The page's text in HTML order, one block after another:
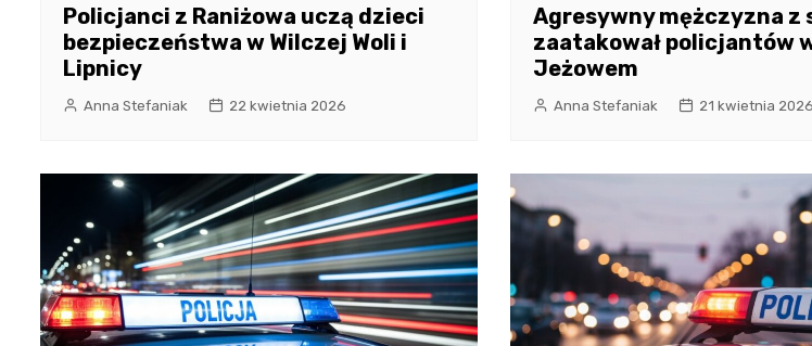
Policjanci z Raniżowa uczą dzieci
bezpieczeństwa w Wilczej Woli i
Lipnicy
Anna Stefaniak 22 kwietnia 2026
Agresywny mężczyzna z
zaatakował policjantów
Jeżowem
Anna Stefaniak 21 kwietnia 2026